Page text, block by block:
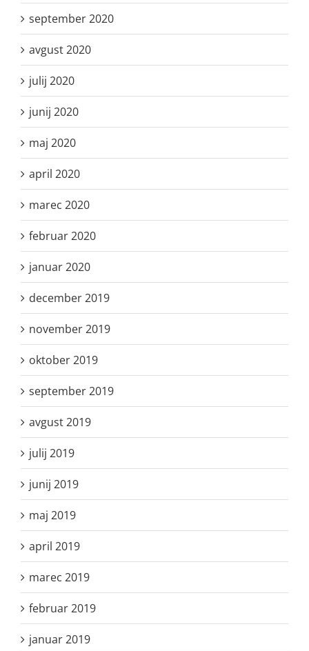
september 2020
avgust 2020
julij 2020
junij 2020
maj 2020
april 2020
marec 2020
februar 2020
januar 2020
december 2019
november 2019
oktober 2019
september 2019
avgust 2019
julij 2019
junij 2019
maj 2019
april 2019
marec 2019
februar 2019
januar 2019